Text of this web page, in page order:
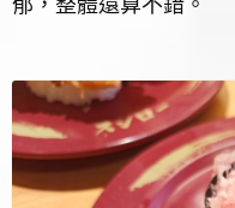
郁，整體還算不錯。